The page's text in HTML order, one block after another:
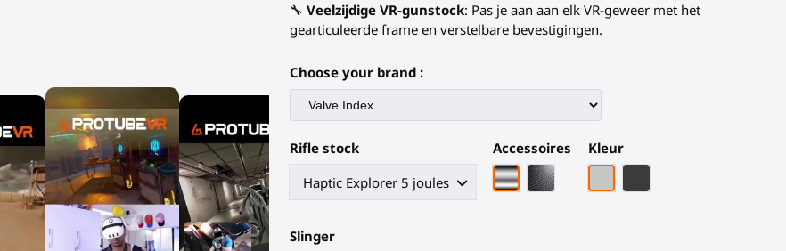
🔧 Veelzijdige VR-gunstock: Pas je aan aan elk VR-geweer met het
gearticuleerde frame en verstelbare bevestigingen.
Choose your brand :
Rifle stock
Accessoires
Chroom armatuur
Zwarte koolstofvezel armatuur
Kleur
Slinger